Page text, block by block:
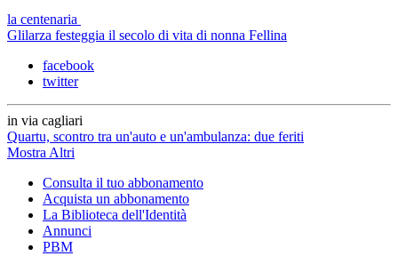
la centenaria
Glilarza festeggia il secolo di vita di nonna Fellina
facebook
twitter
in via cagliari
Quartu, scontro tra un'auto e un'ambulanza: due feriti
Mostra Altri
Consulta il tuo abbonamento
Acquista un abbonamento
La Biblioteca dell'Identità
Annunci
PBM